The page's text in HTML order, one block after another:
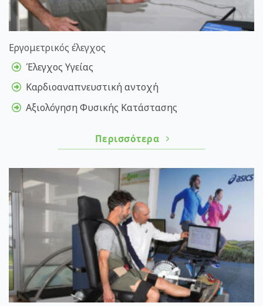
Εργομετρικός έλεγχος
Έλεγχος Υγείας
Καρδιοαναπνευστική αντοχή
Αξιολόγηση Φυσικής Κατάστασης
Περισσότερα